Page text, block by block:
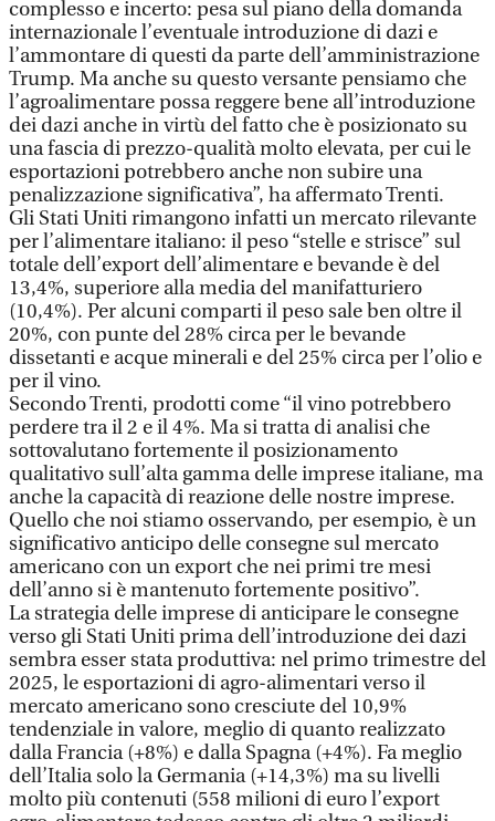
complesso e incerto: pesa sul piano della domanda
internazionale l’eventuale introduzione di dazi e
l’ammontare di questi da parte dell’amministrazione
Trump. Ma anche su questo versante pensiamo che
l’agroalimentare possa reggere bene all’introduzione
dei dazi anche in virtù del fatto che è posizionato su
una fascia di prezzo-qualità molto elevata, per cui le
esportazioni potrebbero anche non subire una
penalizzazione significativa”, ha affermato Trenti.
Gli Stati Uniti rimangono infatti un mercato rilevante
per l’alimentare italiano: il peso “stelle e strisce” sul
totale dell’export dell’alimentare e bevande è del
13,4%, superiore alla media del manifatturiero
(10,4%). Per alcuni comparti il peso sale ben oltre il
20%, con punte del 28% circa per le bevande
dissetanti e acque minerali e del 25% circa per l’olio e
per il vino.
Secondo Trenti, prodotti come “il vino potrebbero
perdere tra il 2 e il 4%. Ma si tratta di analisi che
sottovalutano fortemente il posizionamento
qualitativo sull’alta gamma delle imprese italiane, ma
anche la capacità di reazione delle nostre imprese.
Quello che noi stiamo osservando, per esempio, è un
significativo anticipo delle consegne sul mercato
americano con un export che nei primi tre mesi
dell’anno si è mantenuto fortemente positivo”.
La strategia delle imprese di anticipare le consegne
verso gli Stati Uniti prima dell’introduzione dei dazi
sembra esser stata produttiva: nel primo trimestre del
2025, le esportazioni di agro-alimentari verso il
mercato americano sono cresciute del 10,9%
tendenziale in valore, meglio di quanto realizzato
dalla Francia (+8%) e dalla Spagna (+4%). Fa meglio
dell’Italia solo la Germania (+14,3%) ma su livelli
molto più contenuti (558 milioni di euro l’export